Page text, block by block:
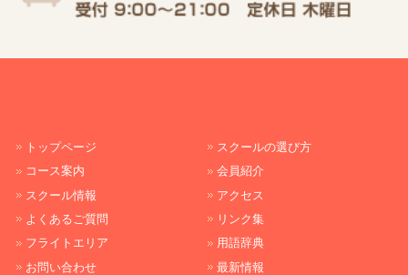
トップページ
コース案内
スクール情報
よくあるご質問
フライトエリア
お問い合わせ
スクールの選び方
会員紹介
アクセス
リンク集
用語辞典
最新情報